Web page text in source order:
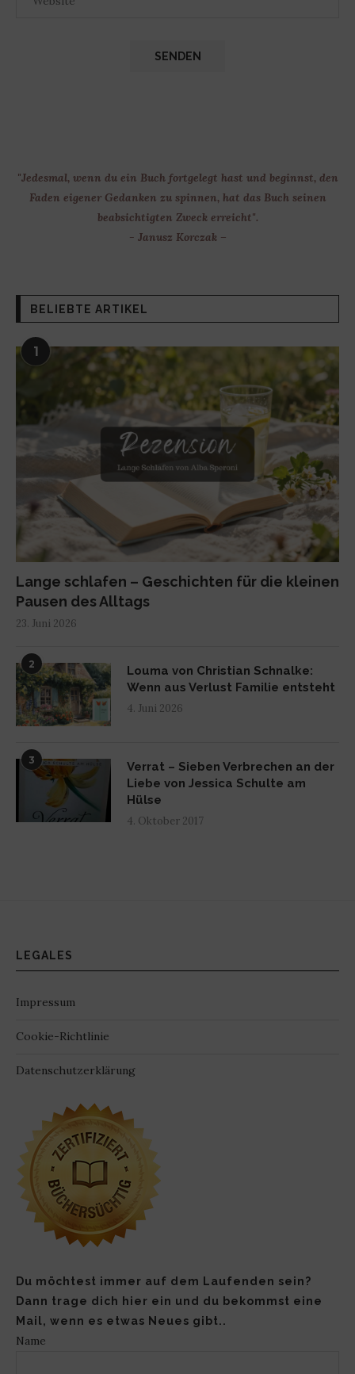
"Jedesmal, wenn du ein Buch fortgelegt hast und beginnst, den
Faden eigener Gedanken zu spinnen, hat das Buch seinen
beabsichtigten Zweck erreicht".
- Janusz Korczak –
BELIEBTE ARTIKEL
1
Lange schlafen – Geschichten für die kleinen
Pausen des Alltags
23. Juni 2026
2
Louma von Christian Schnalke:
Wenn aus Verlust Familie entsteht
4. Juni 2026
3
Verrat – Sieben Verbrechen an der
Liebe von Jessica Schulte am
Hülse
4. Oktober 2017
LEGALES
Impressum
Cookie-Richtlinie
Datenschutzerklärung
Du möchtest immer auf dem Laufenden sein?
Dann trage dich hier ein und du bekommst eine
Mail, wenn es etwas Neues gibt..
Name